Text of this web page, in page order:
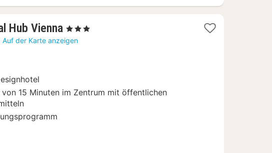
Hub Vienna 1
Nacht
, 3 Sterne
Auf der Karte anzeigen
von 15 Minuten im Zentrum mit öffentlichen